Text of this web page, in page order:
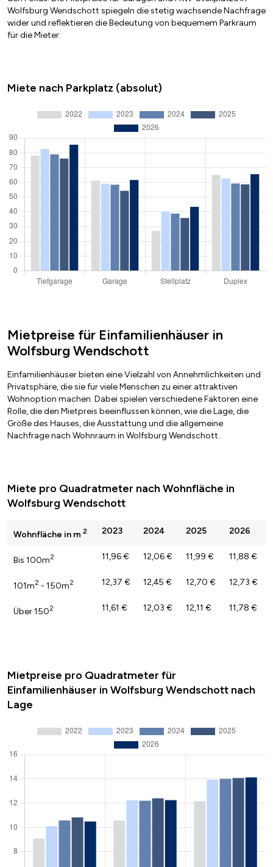
Wolfsburg Wendschott spiegeln die stetig wachsende Nachfrage
wider und reflektieren die Bedeutung von bequemem Parkraum
für die Mieter:
Miete nach Parkplatz (absolut)
Mietpreise für Einfamilienhäuser in
Wolfsburg Wendschott
Einfamilienhäuser bieten eine Vielzahl von Annehmlichkeiten und
Privatsphäre, die sie für viele Menschen zu einer attraktiven
Wohnoption machen. Dabei spielen verschiedene Faktoren eine
Rolle, die den Mietpreis beeinflussen können, wie die Lage, die
Größe des Hauses, die Ausstattung und die allgemeine
Nachfrage nach Wohnraum in Wolfsburg Wendschott.
Miete pro Quadratmeter nach Wohnfläche in
Wolfsburg Wendschott
Wohnfläche in m 2 2023 2024 2025 2026
Bis 100m2 11,96 € 12,06 € 11,99 € 11,88 €
101m2 - 150m2 12,37 € 12,45 € 12,70 € 12,73 €
Über 1502 11,61 € 12,03 € 12,11 € 11,78 €
Mietpreise pro Quadratmeter für
Einfamilienhäuser in Wolfsburg Wendschott nach
Lage